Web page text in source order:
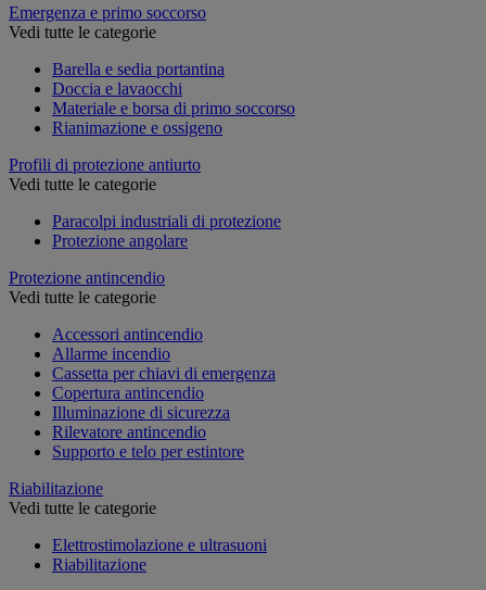
Emergenza e primo soccorso
Vedi tutte le categorie
Barella e sedia portantina
Doccia e lavaocchi
Materiale e borsa di primo soccorso
Rianimazione e ossigeno
Profili di protezione antiurto
Vedi tutte le categorie
Paracolpi industriali di protezione
Protezione angolare
Protezione antincendio
Vedi tutte le categorie
Accessori antincendio
Allarme incendio
Cassetta per chiavi di emergenza
Copertura antincendio
Illuminazione di sicurezza
Rilevatore antincendio
Supporto e telo per estintore
Riabilitazione
Vedi tutte le categorie
Elettrostimolazione e ultrasuoni
Riabilitazione